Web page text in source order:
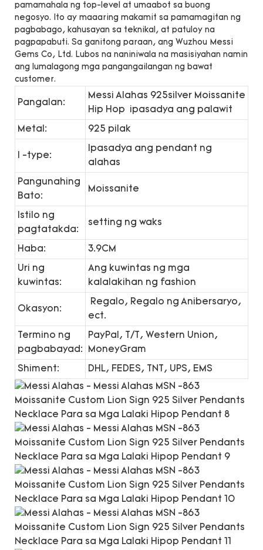
pamamahala ng top-level at umaabot sa buong
negosyo. Ito ay maaaring makamit sa pamamagitan ng
pagbabago, kahusayan sa teknikal, at patuloy na
pagpapabuti. Sa ganitong paraan, ang Wuzhou Messi
Gems Co, Ltd. Lubos na naniniwala na masisiyahan namin
ang lumalagong mga pangangailangan ng bawat
customer.
Pangalan:
Messi Alahas 925silver Moissanite
Hip Hop ipasadya ang palawit
Metal: 925 pilak
I -type:
Ipasadya ang pendant ng
alahas
Pangunahing
Bato:
Moissanite
Istilo ng
pagtatakda:
setting ng waks
Haba: 3.9CM
Uri ng
kuwintas:
Ang kuwintas ng mga
kalalakihan ng fashion
Okasyon:
Regalo, Regalo ng Anibersaryo,
ect.
Termino ng
pagbabayad:
PayPal, T/T, Western Union,
MoneyGram
Shiment: DHL, FEDES, TNT, UPS, EMS